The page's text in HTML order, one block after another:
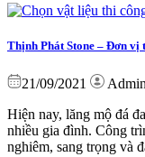
Thịnh Phát Stone – Đơn vị
21/09/2021
Admin
Hiện nay, lăng mộ đá
nhiều gia đình. Công
nghiêm, sang trọng và